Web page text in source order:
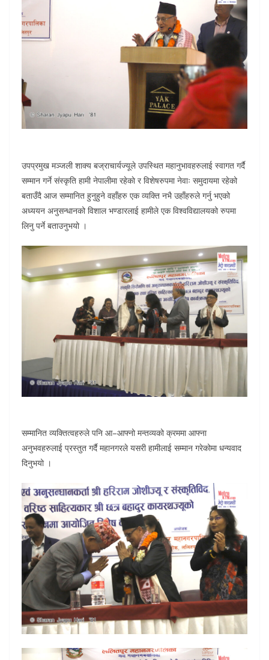
उपप्रमुख मञ्जली शाक्य बज्राचार्यज्यूले उपस्थित महानुभावहरुलाई स्वागत गर्दै
सम्मान गर्ने संस्कृति हामी नेपालीमा रहेकाे र विशेषरुपमा नेवाः समुदायमा रहेको
बताउँदै आज सम्मानित हुनुहुने वहाँहरु एक व्यक्ति नभै उहाँहरुले गर्नु भएको
अध्ययन अनुसन्धानको विशाल भण्डारलाई हामीले एक विश्वविद्यालयको रुपमा
लिनु पर्ने बताउनुभयो ।
सम्मानित व्यक्तित्वहरुले पनि आ–आफ्नो मन्तव्यको क्रममा आफ्ना
अनुभवहरुलाई प्रस्तुत गर्दै महानगरले यसरी हामीलाई सम्मान गरेकोमा धन्यवाद
दिनुभयो ।